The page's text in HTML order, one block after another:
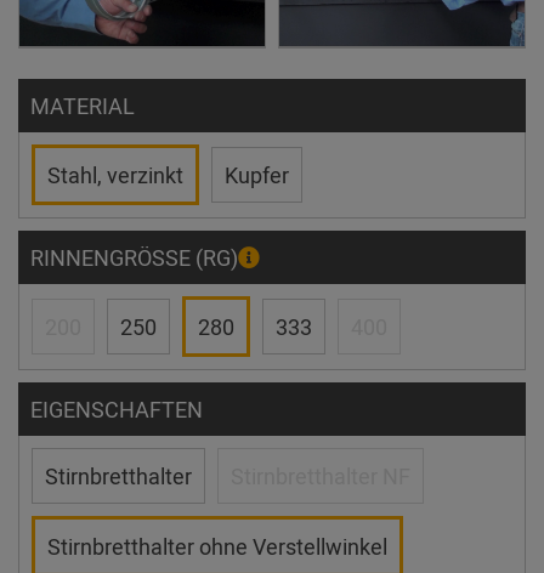
MATERIAL
Stahl, verzinkt Kupfer
RINNENGRÖSSE (RG)
250 280 333
EIGENSCHAFTEN
Stirnbretthalter
Stirnbretthalter ohne Verstellwinkel